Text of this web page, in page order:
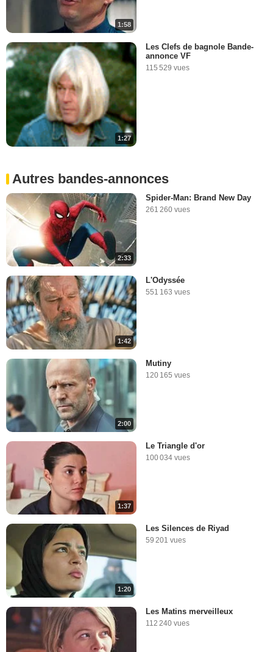
1:58
1:27
Les Clefs de bagnole Bande-
annonce VF
115 529 vues
Autres bandes-annonces
2:33
Spider-Man: Brand New Day
261 260 vues
1:42
L'Odyssée
551 163 vues
2:00
Mutiny
120 165 vues
1:37
Le Triangle d'or
100 034 vues
1:20
Les Silences de Riyad
59 201 vues
Les Matins merveilleux
112 240 vues